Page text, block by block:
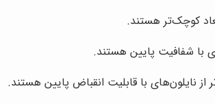
کوچک‌تر هستند.
با شفافیت پایین هستند.
از نایلون‌های با قابلیت انقباض پایین هستند.